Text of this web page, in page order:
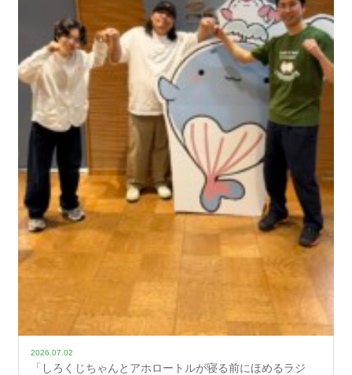
2026.07.02
「しろくじちゃんとアホロートルが寝る前にほめるラジ